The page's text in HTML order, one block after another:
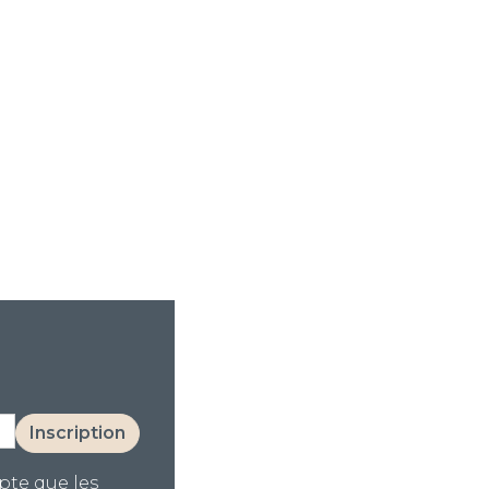
Inscription
que les